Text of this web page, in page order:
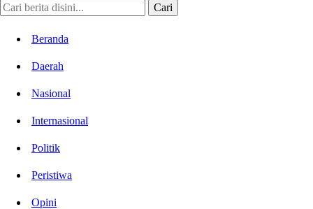
Cari
Beranda
Daerah
Nasional
Internasional
Politik
Peristiwa
Opini